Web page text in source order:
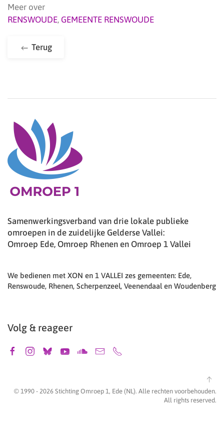
Meer over
RENSWOUDE, GEMEENTE RENSWOUDE
Terug
Samenwerkingsverband van drie lokale publieke
omroepen in de zuidelijke Gelderse Vallei:
Omroep Ede, Omroep Rhenen en Omroep 1 Vallei
We bedienen met XON en 1 VALLEI zes gemeenten: Ede,
Renswoude, Rhenen, Scherpenzeel, Veenendaal en Woudenberg
Volg & reageer
© 1990 - 2026 Stichting Omroep 1, Ede (NL). Alle rechten voorbehouden.
All rights reserved.